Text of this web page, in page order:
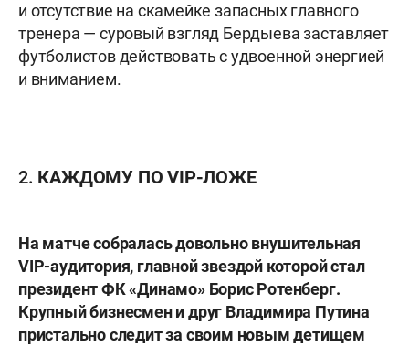
и отсутствие на скамейке запасных главного
тренера — суровый взгляд Бердыева заставляет
футболистов действовать с удвоенной энергией
и вниманием.
2. КАЖДОМУ ПОVIP-ЛОЖЕ
На матче собралась довольно внушительная
VIP-аудитория, главной звездой которой стал
президент ФК «Динамо» Борис Ротенберг.
Крупный бизнесмен и друг Владимира Путина
пристально следит за своим новым детищем